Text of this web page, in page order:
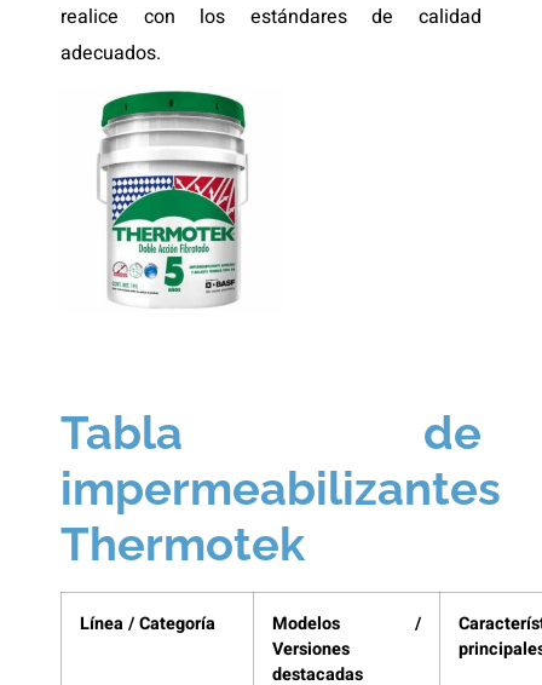
realice con los estándares de calidad
adecuados.
Tabla de
impermeabilizantes
Thermotek
Línea / Categoría
Modelos /
Versiones
destacadas